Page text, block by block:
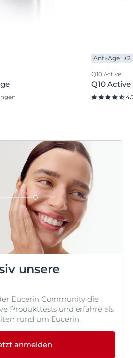
Anti-Age +2
Q10 Active
Q10
unsere
Eucerin Community die
Produkttests und erfahre als
rund um Eucerin.
anmelden